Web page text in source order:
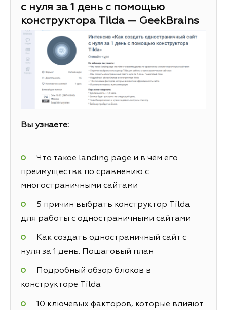
с нуля за 1 день с помощью
конструктора Tilda — GeekBrains
Вы узнаете:
Что такое landing page и в чём его
преимущества по сравнению с
многостраничными сайтами
5 причин выбрать конструктор Tilda
для работы с одностраничными сайтами
Как создать одностраничный сайт с
нуля за 1 день. Пошаговый план
Подробный обзор блоков в
конструкторе Tilda
10 ключевых факторов, которые влияют